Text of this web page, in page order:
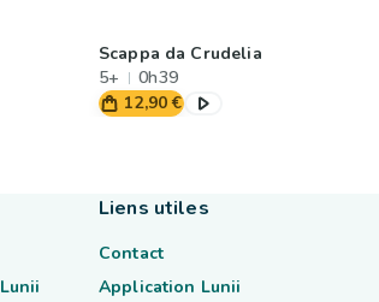
Scappa da Crudelia
5+
0h39
12,90 €
Liens utiles
Contact
Application Lunii